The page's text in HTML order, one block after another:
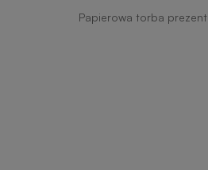
Papierowa torba